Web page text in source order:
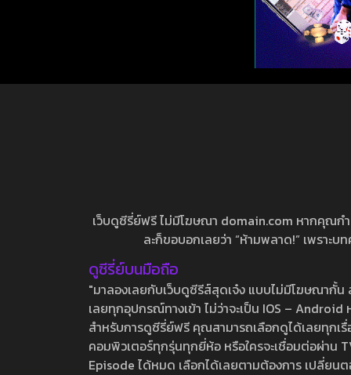
เว็บดูซีรี่ย์ฟรี ไม่มีโฆษณา domain.com หากคุณก
ละก็ขอบอกเลยว่า “ห้ามพลาด!” เพราะ
ดูซีรี่ย์บนมือถือ
"มาลองเลยกับเว็บดูซีรีส์สุดเจ๋ง แบบไม่มีโฆษณากั้
เลยทุกอุปกรณ์ทางเข้า ไม่ว่าจะเป็น IOS –
สำหรับการดูซีรี่ย์ฟรี คุณสามารถเลือกดูได้เลยทุกเ
คอมพิวเตอร์ทุกรุ่นทุกยี่ห้อ หรือใครจะเชื่อมต่อผ่าน
Episode ได้หมด เลือกได้เลยตามต้องการ เปลี่ยน